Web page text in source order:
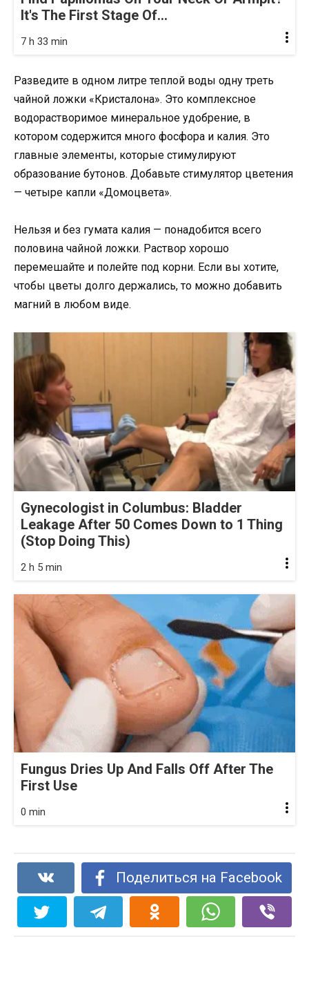
It's The First Stage Of...
7 h 33 min
Разведите в одном литре теплой воды одну треть
чайной ложки «Кристалона». Это комплексное
водорастворимое минеральное удобрение, в
котором содержится много фосфора и калия. Это
главные элементы, которые стимулируют
образование бутонов. Добавьте стимулятор цветения
— четыре капли «Домоцвета».
Нельзя и без гумата калия — понадобится всего
половина чайной ложки. Раствор хорошо
перемешайте и полейте под корни. Если вы хотите,
чтобы цветы долго держались, то можно добавить
магний в любом виде.
Gynecologist in Columbus: Bladder
Leakage After 50 Comes Down to 1 Thing
(Stop Doing This)
2 h 5 min
Fungus Dries Up And Falls Off After The
First Use
0 min
Поделиться на Facebook